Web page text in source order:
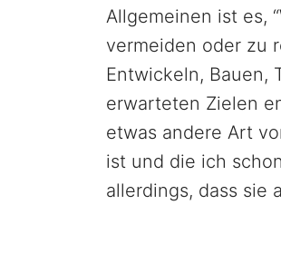
Allgemeinen ist es,
vermeiden oder zu
Entwickeln, Bauen,
erwarteten Zielen
etwas andere Art
ist und die ich
allerdings, dass sie